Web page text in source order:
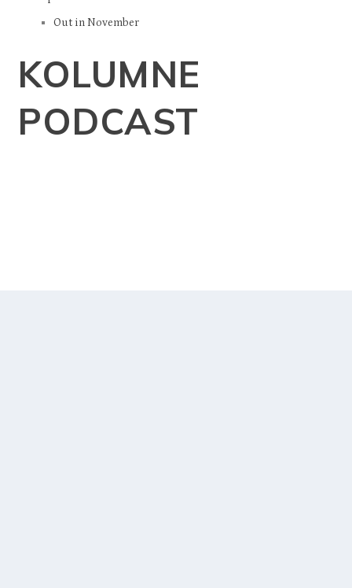
Out in November
KOLUMNE
PODCAST